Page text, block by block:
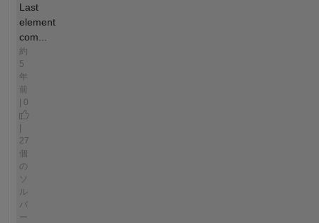
Last
element
com...
約
5
年
前
| 0
|
27
個
の
ソ
ル
バ
ー